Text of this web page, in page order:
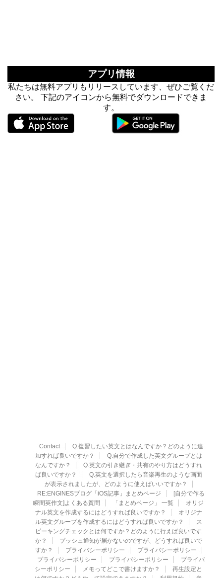
アプリ情報
私たちは無料アプリもリリースしています、ぜひご覧くだ
さい。 下記のアイコンから無料でダウンロードできま
す。
Contact
Q.復習したい英文とはなんですか？どのように追
加すれば良いですか？
Q.自分で作成した英文グループとは
なんですか？
Q.英文の引き継ぎ・共有のやり方はどうすれ
ば良いですか？
Q.英文を選択したら音楽再生のような画面
が表示されましたが、どのように使えばいいですか？
RE:ENGINESブログ「iOS記事」まとめページ
[自分で作る
瞬間英作文]よくある質問
「まとめページ」 一覧
オリジ
ナル英文を作成するにはどうすれば良いですか？
オリジナ
ル英文グループを作成するにはどうすれば良いですか？
ス
ピーキングチェックとは何ですか？どのように行えば良いです
か？
プッシュ通知が届かないのですが、どうすれば良いで
すか？
プライバシーポリシー
プライバシーポリシー
プライバシーポリシー
プライバシーポリシー
プライバ
シーポリシー
メモってどこで書けますか？
再生設定と